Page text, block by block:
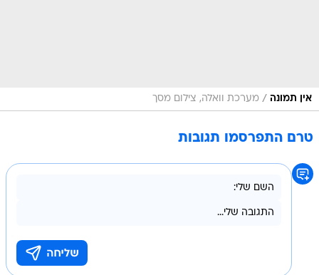
אין תמונה / מערכת וואלה, צילום מסך
טרם התפרסמו תגובות